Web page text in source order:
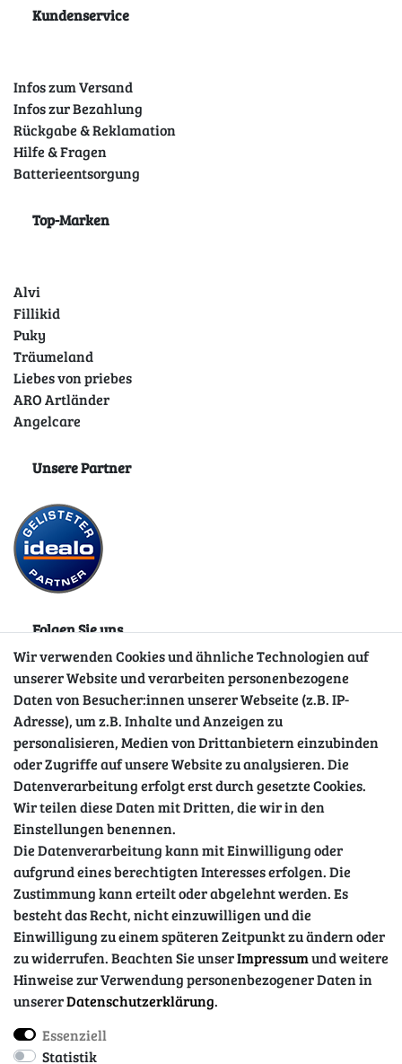
Kundenservice
Infos zum Versand
Infos zur Bezahlung
Rückgabe & Reklamation
Hilfe & Fragen
Batterieentsorgung
Top-Marken
Alvi
Fillikid
Puky
Träumeland
Liebes von priebes
ARO Artländer
Angelcare
Unsere Partner
Folgen Sie uns
Sicher einkaufen
Impressum
Wir verwenden Cookies und ähnliche Technologien auf
unserer Website und verarbeiten personenbezogene
Daten von Besucher:innen unserer Webseite (z.B. IP-
Adresse), um z.B. Inhalte und Anzeigen zu
personalisieren, Medien von Drittanbietern einzubinden
oder Zugriffe auf unsere Website zu analysieren. Die
Datenverarbeitung erfolgt erst durch gesetzte Cookies.
Wir teilen diese Daten mit Dritten, die wir in den
Einstellungen benennen.
Die Datenverarbeitung kann mit Einwilligung oder
aufgrund eines berechtigten Interesses erfolgen. Die
Zustimmung kann erteilt oder abgelehnt werden. Es
besteht das Recht, nicht einzuwilligen und die
Einwilligung zu einem späteren Zeitpunkt zu ändern oder
zu widerrufen. Beachten Sie unserImpressumund weitere
Hinweise zur Verwendung personenbezogener Daten in
unsererDaten­schutz­erklärung.
Essenziell
Statistik